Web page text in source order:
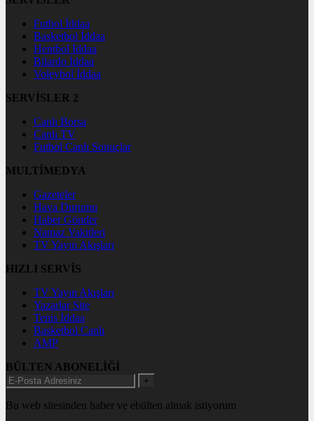
Futbol İddaa
Basketbol İddaa
Hentbol İddaa
Bilardo İddaa
Voleybol İddaa
SERVİSLER 2
Canlı Borsa
Canlı TV
Futbol Canlı Sonuçlar
MULTİMEDYA
Gazeteler
Hava Durumu
Haber Gönder
Namaz Vakitleri
TV Yayın Akışları
HIZLI SERVİS
TV Yayın Akışları
Yazarlar Site
Tenis İddaa
Basketbol Canlı
AMP
BÜLTEN ABONELİĞİ
+
Bu web sitesinden haber ve ebülten almak istiyorum